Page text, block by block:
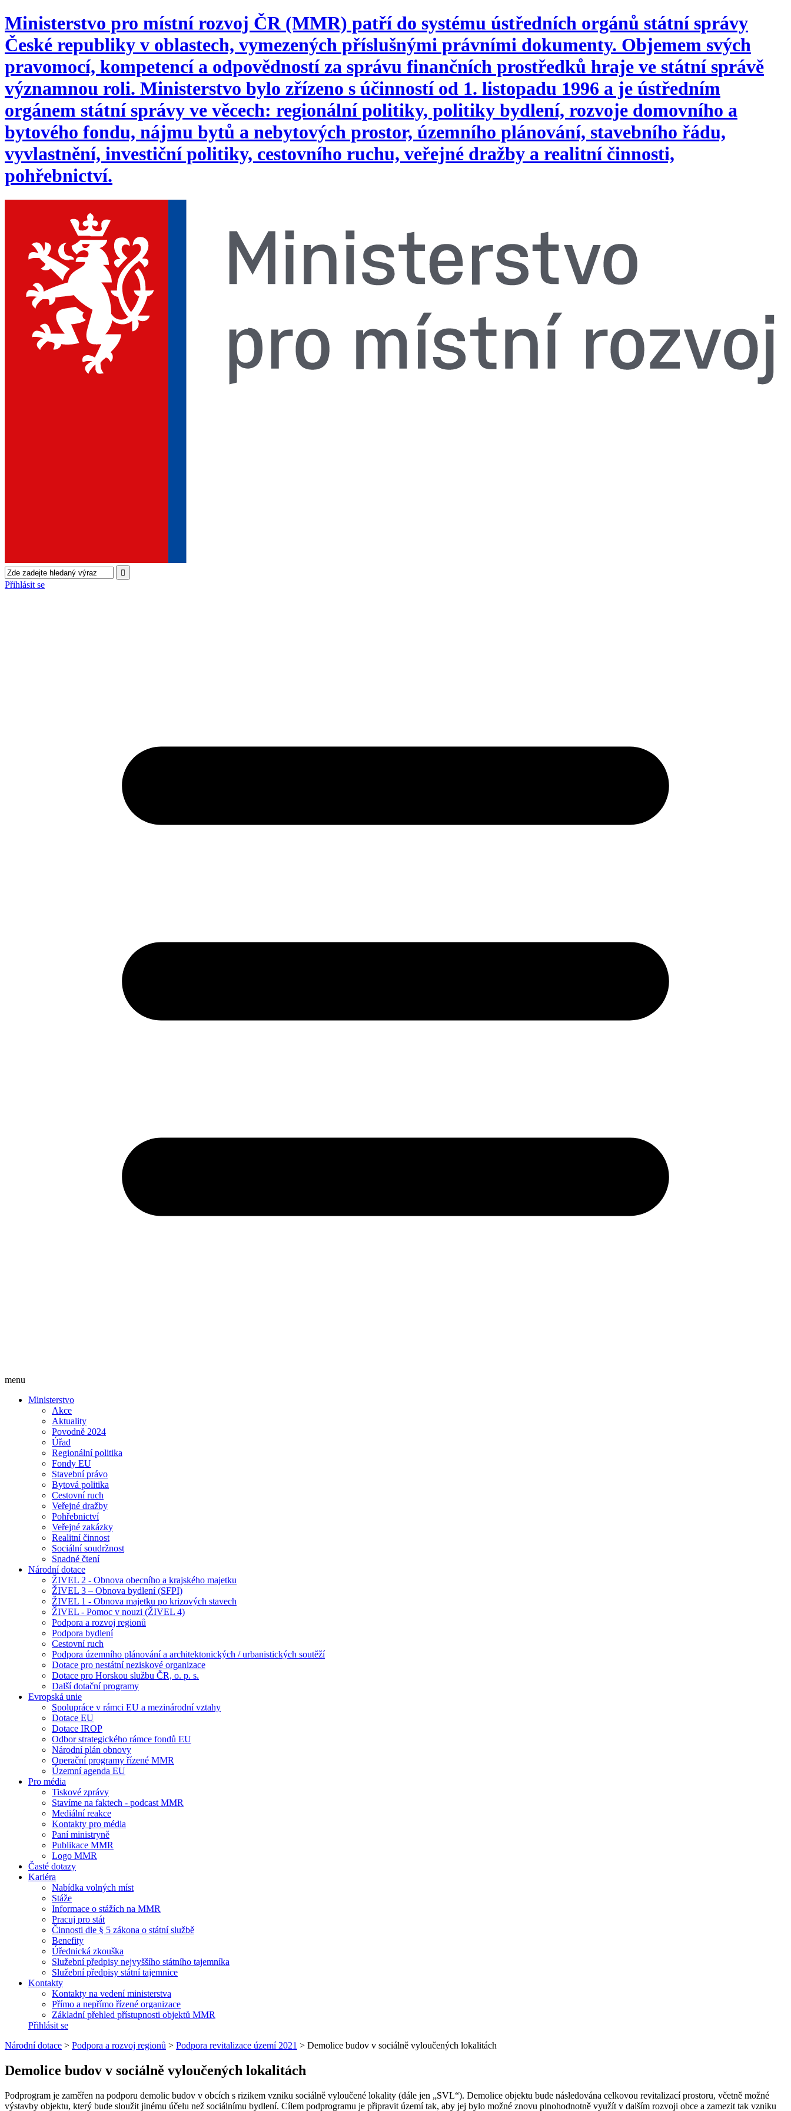
Ministerstvo pro místní rozvoj ČR (MMR) patří do systému ústředních orgánů státní správy
České republiky v oblastech, vymezených příslušnými právními dokumenty. Objemem svých
pravomocí, kompetencí a odpovědností za správu finančních prostředků hraje ve státní správě
významnou roli. Ministerstvo bylo zřízeno s účinností od 1. listopadu 1996 a je ústředním
orgánem státní správy ve věcech: regionální politiky, politiky bydlení, rozvoje domovního a
bytového fondu, nájmu bytů a nebytových prostor, územního plánování, stavebního řádu,
vyvlastnění, investiční politiky, cestovního ruchu, veřejné dražby a realitní činnosti,
pohřebnictví.
Přihlásit se
menu
Ministerstvo
Akce
Aktuality
Povodně 2024
Úřad
Regionální politika
Fondy EU
Stavební právo
Bytová politika
Cestovní ruch
Veřejné dražby
Pohřebnictví
Veřejné zakázky
Realitní činnost
Sociální soudržnost
Snadné čtení
Národní dotace
ŽIVEL 2 - Obnova obecního a krajského majetku
ŽIVEL 3 – Obnova bydlení (SFPI)
ŽIVEL 1 - Obnova majetku po krizových stavech
ŽIVEL - Pomoc v nouzi (ŽIVEL 4)
Podpora a rozvoj regionů
Podpora bydlení
Cestovní ruch
Podpora územního plánování a architektonických / urbanistických soutěží
Dotace pro nestátní neziskové organizace
Dotace pro Horskou službu ČR, o. p. s.
Další dotační programy
Evropská unie
Spolupráce v rámci EU a mezinárodní vztahy
Dotace EU
Dotace IROP
Odbor strategického rámce fondů EU
Národní plán obnovy
Operační programy řízené MMR
Územní agenda EU
Pro média
Tiskové zprávy
Stavíme na faktech - podcast MMR
Mediální reakce
Kontakty pro média
Paní ministryně
Publikace MMR
Logo MMR
Časté dotazy
Kariéra
Nabídka volných míst
Stáže
Informace o stážích na MMR
Pracuj pro stát
Činnosti dle § 5 zákona o státní službě
Benefity
Úřednická zkouška
Služební předpisy nejvyššího státního tajemníka
Služební předpisy státní tajemnice
Kontakty
Kontakty na vedení ministerstva
Přímo a nepřímo řízené organizace
Základní přehled přístupnosti objektů MMR
Přihlásit se
Národní dotace > Podpora a rozvoj regionů > Podpora revitalizace území 2021 > Demolice budov v sociálně vyloučených lokalitách
Demolice budov v sociálně vyloučených lokalitách
Podprogram je zaměřen na podporu demolic budov v obcích s rizikem vzniku sociálně vyloučené lokality (dále jen „SVL“). Demolice objektu bude následována celkovou revitalizací prostoru, včetně možné
výstavby objektu, který bude sloužit jinému účelu než sociálnímu bydlení. Cílem podprogramu je připravit území tak, aby jej bylo možné znovu plnohodnotně využít v dalším rozvoji obce a zamezit tak vzniku